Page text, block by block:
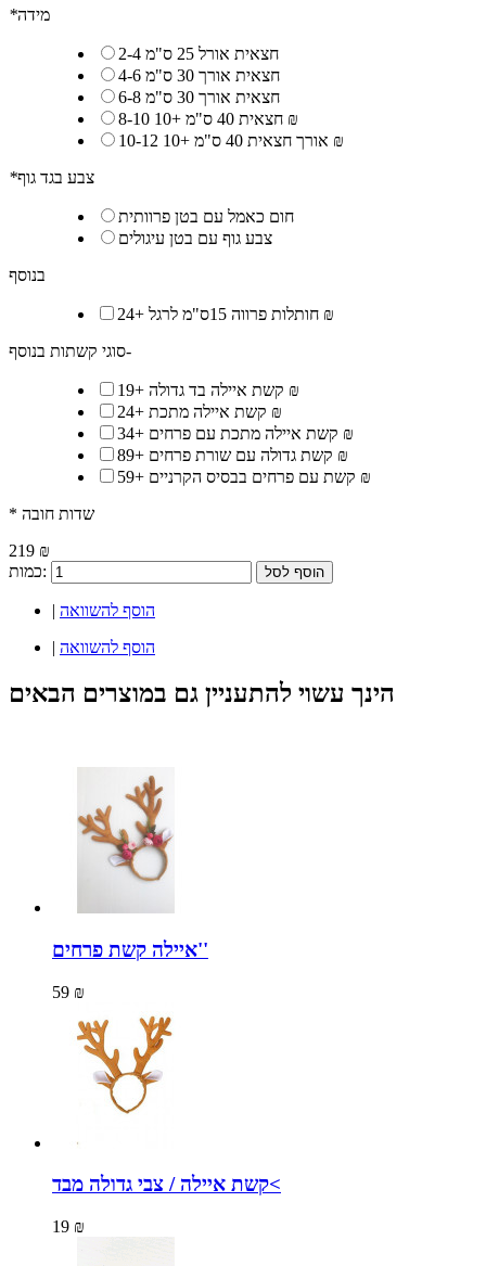
*מידה
2-4 חצאית אורל 25 ס"מ
4-6 חצאית אורך 30 ס"מ
6-8 חצאית אורך 30 ס"מ
8-10 חצאית 40 ס"מ
+
10 ₪
10-12 אורך חצאית 40 ס"מ
+
10 ₪
*צבע בגד גוף
חום כאמל עם בטן פרוותית
צבע גוף עם בטן עיגולים
בנוסף
חותלות פרווה 15ס"מ לרגל +
24 ₪
סוגי קשתות בנוסף-
קשת איילה בד גדולה +
19 ₪
קשת איילה מתכת +
24 ₪
קשת איילה מתכת עם פרחים +
34 ₪
קשת גדולה עם שורת פרחים +
89 ₪
קשת עם פרחים בבסיס הקרניים +
59 ₪
* שדות חובה
219 ₪
כמות:
הוסף לסל
| הוסף להשוואה
| הוסף להשוואה
הינך עשוי להתעניין גם במוצרים הבאים
איילה קשת פרחים''
59 ₪
קשת איילה / צבי גדולה מבד<
19 ₪